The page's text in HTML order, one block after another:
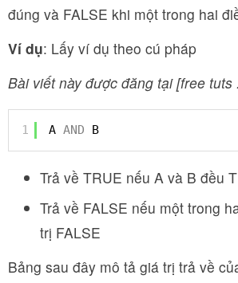
đúng và FALSE khi một trong hai
Ví dụ: Lấy ví dụ theo cú pháp
Bài viết này được đăng tại [free tuts
1 A AND B
Trả về TRUE nếu A và B đều
Trả về FALSE nếu một trong
trị FALSE
Bảng sau đây mô tả giá trị trả về